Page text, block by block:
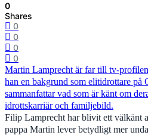
0
Shares
0
0
0
0
Martin Lamprecht är far till tv-
han en bakgrund som elitidrottare på
sammanfattar vad som är känt om
idrottskarriär och familjebild.
Filip Lamprecht har blivit ett välkänt
pappa Martin lever betydligt mer